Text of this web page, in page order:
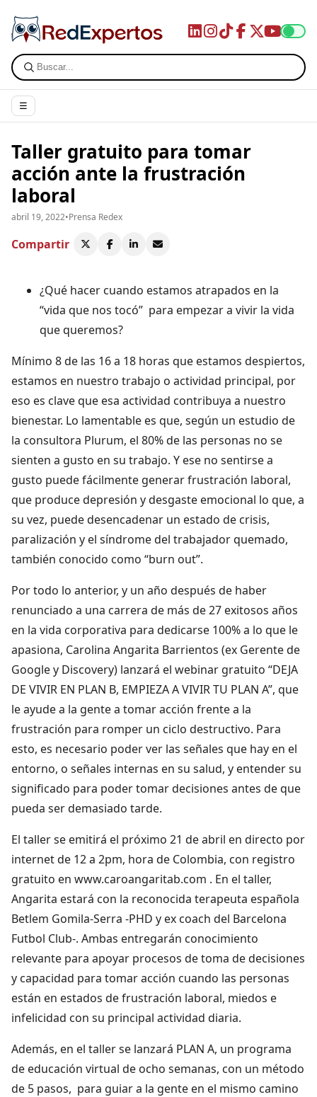
☰
Taller gratuito para tomar
acción ante la frustración
laboral
abril 19, 2022•Prensa Redex
Compartir
¿Qué hacer cuando estamos atrapados en la
“vida que nos tocó” para empezar a vivir la vida
que queremos?
Mínimo 8 de las 16 a 18 horas que estamos despiertos,
estamos en nuestro trabajo o actividad principal, por
eso es clave que esa actividad contribuya a nuestro
bienestar. Lo lamentable es que, según un estudio de
la consultora Plurum, el 80% de las personas no se
sienten a gusto en su trabajo. Y ese no sentirse a
gusto puede fácilmente generar frustración laboral,
que produce depresión y desgaste emocional lo que, a
su vez, puede desencadenar un estado de crisis,
paralización y el síndrome del trabajador quemado,
también conocido como “burn out”.
Por todo lo anterior, y un año después de haber
renunciado a una carrera de más de 27 exitosos años
en la vida corporativa para dedicarse 100% a lo que le
apasiona, Carolina Angarita Barrientos (ex Gerente de
Google y Discovery) lanzará el webinar gratuito “DEJA
DE VIVIR EN PLAN B, EMPIEZA A VIVIR TU PLAN A”, que
le ayude a la gente a tomar acción frente a la
frustración para romper un ciclo destructivo. Para
esto, es necesario poder ver las señales que hay en el
entorno, o señales internas en su salud, y entender su
significado para poder tomar decisiones antes de que
pueda ser demasiado tarde.
El taller se emitirá el próximo 21 de abril en directo por
internet de 12 a 2pm, hora de Colombia, con registro
gratuito en www.caroangaritab.com . En el taller,
Angarita estará con la reconocida terapeuta española
Betlem Gomila-Serra -PHD y ex coach del Barcelona
Futbol Club-. Ambas entregarán conocimiento
relevante para apoyar procesos de toma de decisiones
y capacidad para tomar acción cuando las personas
están en estados de frustración laboral, miedos e
infelicidad con su principal actividad diaria.
Además, en el taller se lanzará PLAN A, un programa
de educación virtual de ocho semanas, con un método
de 5 pasos, para guiar a la gente en el mismo camino